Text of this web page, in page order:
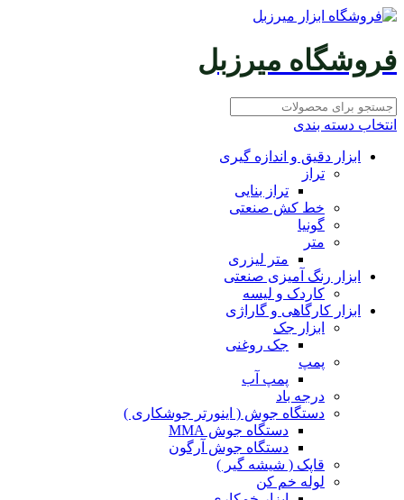
فروشگاه میرزبل
انتخاب دسته بندی
ابزار دقیق و اندازه گیری
تراز
تراز بنایی
خط کش صنعتی
گونیا
متر
متر لیزری
ابزار رنگ آمیزی صنعتی
کاردک و لیسه
ابزار کارگاهی و گاراژی
ابزار جک
جک روغنی
پمپ
پمپ آب
درجه باد
دستگاه جوش ( اینورتر جوشکاری )
دستگاه جوش MMA
دستگاه جوش آرگون
قاپک ( شیشه گیر )
لوله خم کن